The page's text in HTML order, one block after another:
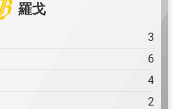
羅戈
3
6
4
2